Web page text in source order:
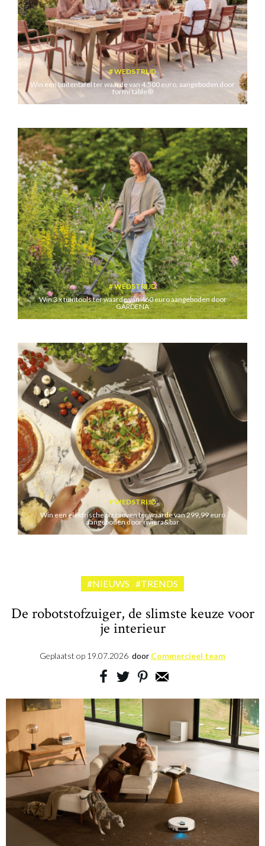
WEDSTRIJD
Win een buitentafel ter waarde van 4.500 euro, aangeboden door
formi’table®
WEDSTRIJD
Win 3 x tuintools ter waarde van 460 euro aangeboden door
GARDENA
WEDSTRIJD
Win een elektrische pizzaoven ter waarde van 299,99 euro
aangeboden door riviera&bar
#NIEUWS #TRENDS
De robotstofzuiger, de slimste keuze voor
je interieur
Geplaatst op 19.07.2026 door Commercieel team